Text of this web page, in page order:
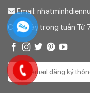
Email:
Các ngày trong tuần Từ